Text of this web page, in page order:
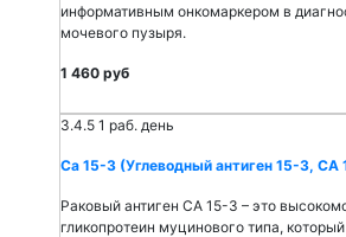
информативным онкомаркером в
мочевого пузыря.
1 460 руб
3.4.5 1 раб. день
Са 15-3 (Углеводный антиген 15-3, СА
Раковый антиген СА 15-3 – это
гликопротеин муцинового типа,